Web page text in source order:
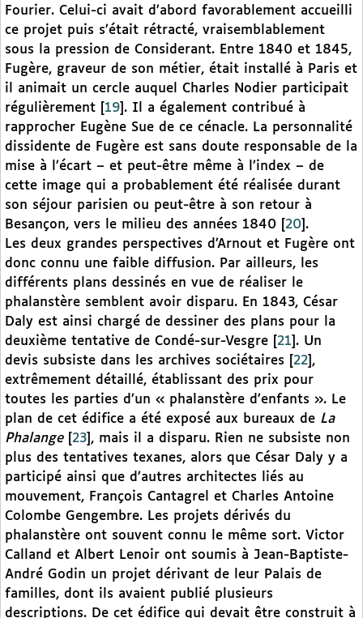
Fourier. Celui-ci avait d’abord favorablement accueilli
ce projet puis s’était rétracté, vraisemblablement
sous la pression de Considerant. Entre 1840 et 1845,
Fugère, graveur de son métier, était installé à Paris et
il animait un cercle auquel Charles Nodier participait
régulièrement
19 . Il a également contribué à
rapprocher Eugène Sue de ce cénacle. La personnalité
dissidente de Fugère est sans doute responsable de la
mise à l’écart – et peut-être même à l’index – de
cette image qui a probablement été réalisée durant
son séjour parisien ou peut-être à son retour à
Besançon, vers le milieu des années 1840
20 .
Les deux grandes perspectives d’Arnout et Fugère ont
donc connu une faible diffusion. Par ailleurs, les
différents plans dessinés en vue de réaliser le
phalanstère semblent avoir disparu. En 1843, César
Daly est ainsi chargé de dessiner des plans pour la
deuxième tentative de Condé-sur-Vesgre
21 . Un
devis subsiste dans les archives sociétaires
22 ,
extrêmement détaillé, établissant des prix pour
toutes les parties d’un « phalanstère d’enfants ». Le
plan de cet édifice a été exposé aux bureaux de La
Phalange[ 23 , mais il a disparu. Rien ne subsiste non
plus des tentatives texanes, alors que César Daly y a
participé ainsi que d’autres architectes liés au
mouvement, François Cantagrel et Charles Antoine
Colombe Gengembre. Les projets dérivés du
phalanstère ont souvent connu le même sort. Victor
Calland et Albert Lenoir ont soumis à Jean-Baptiste-
André Godin un projet dérivant de leur Palais de
familles, dont ils avaient publié plusieurs
descriptions. De cet édifice qui devait être construit à